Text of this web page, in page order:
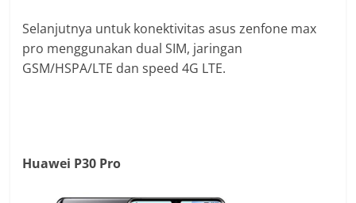
Selanjutnya untuk konektivitas asus zenfone max
pro menggunakan dual SIM, jaringan
GSM/HSPA/LTE dan speed 4G LTE.
Huawei P30 Pro